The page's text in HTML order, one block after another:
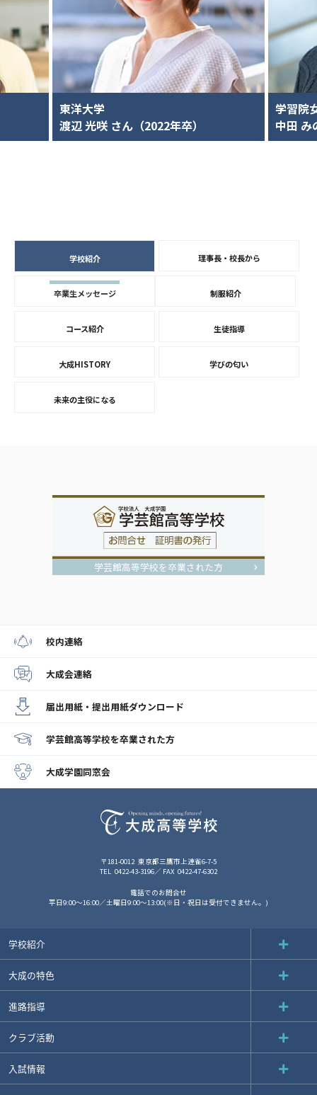
東洋大学
渡辺 光咲 さん（2022年卒）
学習院
中田 み
学校紹介 理事長・校長から
卒業生メッセージ 制服紹介
コース紹介 生徒指導
大成HISTORY 学びの匂い
未来の主役になる
学芸館高等学校を卒業された方
校内連絡
大成会連絡
届出用紙・提出用紙ダウンロード
学芸館高等学校を卒業された方
大成学園同窓会
〒181-0012 東京都三鷹市上連雀6-7-5
TEL 0422-43-3196 FAX 0422-47-6302
電話でのお問合せ
平日9:00～16:00／土曜日9:00～13:00(※日・祝日は受付できません。)
学校紹介
大成の特色
進路指導
クラブ活動
入試情報